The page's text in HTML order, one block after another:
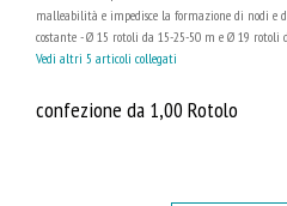
malleabilità e impedisce la formazione di nodi e
costante - Ø 15 rotoli da 15-25-50 m e Ø 19 rotoli
Vedi altri 5 articoli collegati
confezione da 1,00 Rotolo